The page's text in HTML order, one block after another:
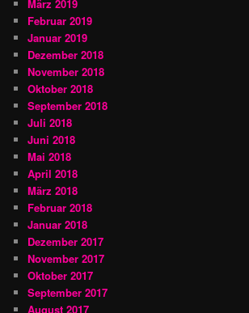
März 2019
Februar 2019
Januar 2019
Dezember 2018
November 2018
Oktober 2018
September 2018
Juli 2018
Juni 2018
Mai 2018
April 2018
März 2018
Februar 2018
Januar 2018
Dezember 2017
November 2017
Oktober 2017
September 2017
August 2017